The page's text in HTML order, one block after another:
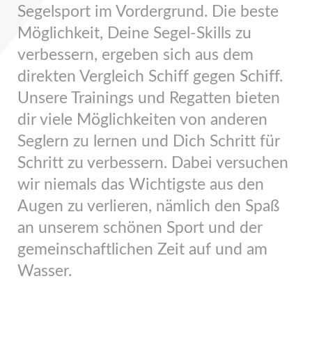
Segelsport im Vordergrund. Die beste
Möglichkeit, Deine Segel-Skills zu
verbessern, ergeben sich aus dem
direkten Vergleich Schiff gegen Schiff.
Unsere Trainings und Regatten bieten
dir viele Möglichkeiten von anderen
Seglern zu lernen und Dich Schritt für
Schritt zu verbessern. Dabei versuchen
wir niemals das Wichtigste aus den
Augen zu verlieren, nämlich den Spaß
an unserem schönen Sport und der
gemeinschaftlichen Zeit auf und am
Wasser.